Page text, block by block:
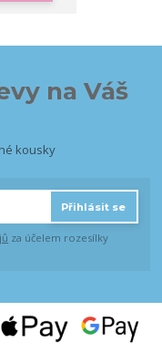
na Váš
kousky
Přihlásit se
za účelem rozesílky